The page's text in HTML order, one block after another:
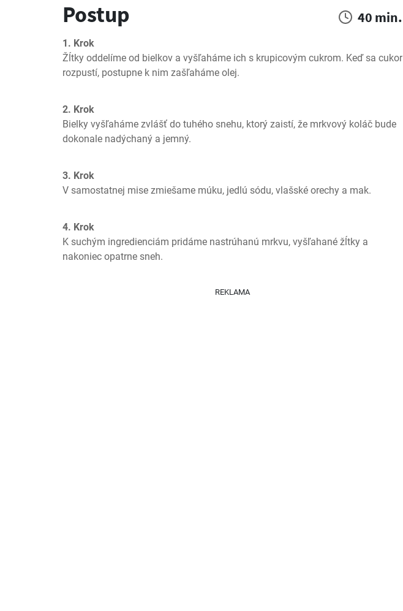
Postup 40 min.
1. Krok
Žĺtky oddelíme od bielkov a vyšľaháme ich s krupicovým cukrom. Keď sa cukor
rozpustí, postupne k nim zašľaháme olej.
2. Krok
Bielky vyšľaháme zvlášť do tuhého snehu, ktorý zaistí, že mrkvový koláč bude
dokonale nadýchaný a jemný.
3. Krok
V samostatnej mise zmiešame múku, jedlú sódu, vlašské orechy a mak.
4. Krok
K suchým ingredienciám pridáme nastrúhanú mrkvu, vyšľahané žĺtky a
nakoniec opatrne sneh.
REKLAMA